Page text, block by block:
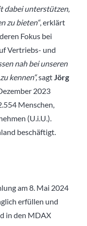
dabei unterstützen,
zu bieten“, erklärt
Fokus bei
Vertriebs- und
nah bei unseren
kennen“,sagtJörg
2023
Menschen,
(U.i.U.).
beschäftigt.
am 8. Mai 2024
erfüllen und
in den MDAX